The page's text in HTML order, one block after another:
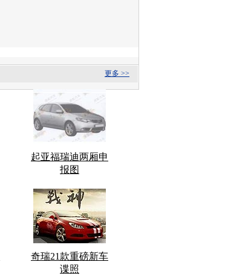
更多 >>
起亚福瑞迪两厢申
报图
奇瑞21款重磅新车
谍照